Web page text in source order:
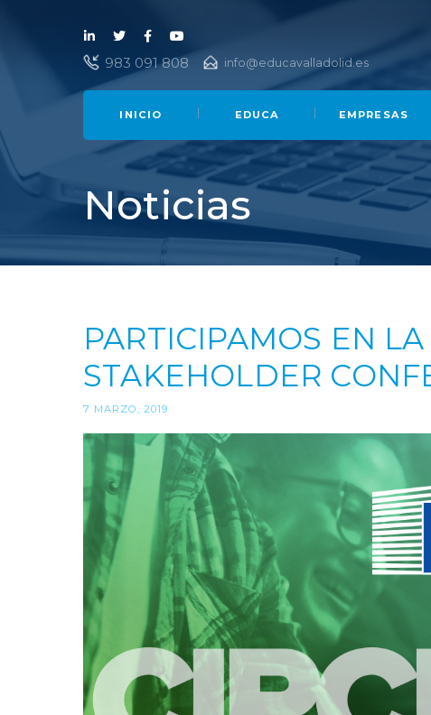
Lin
ked
in
Twi
tter
Fac
ebo
ok
You
e
983 091 808 info@educavalladolid.es
INICIO EDUCA EMPRESAS
Noticias
PARTICIPAMOS EN
STAKEHOLDER
7 MARZO, 2019